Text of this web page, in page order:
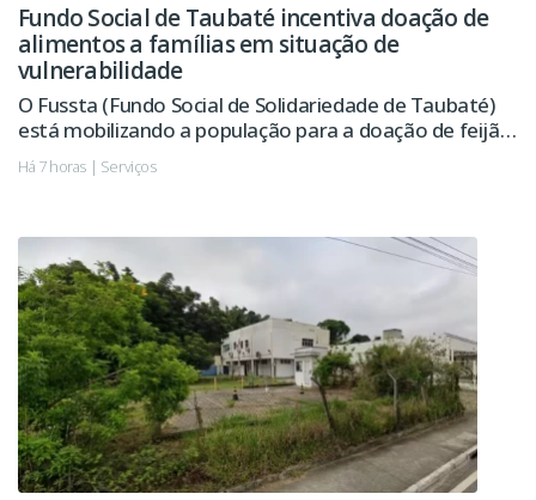
Fundo Social de Taubaté incentiva doação de
alimentos a famílias em situação de
vulnerabilidade
O Fussta (Fundo Social de Solidariedade de Taubaté)
está mobilizando a população para a doação de feijão,
óleo e macarrão, alimentos essenciais na composição
dos kits distribuídos pelo Banco de Alimentos às
instituições assistenciais do município.
Há 7 horas | Serviços